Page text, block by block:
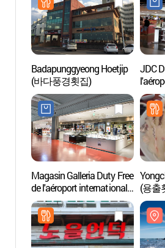
Badapunggyeong Hoetjip
(바다풍경횟집)
JDC
면세
Magasin Galleria Duty Free
de l'aéroport international
de Jeju (제주국제공항
갤러리아 면세점 -
외국어사이트용)
(용출